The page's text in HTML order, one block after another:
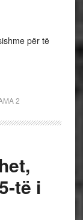
për të
2
të i